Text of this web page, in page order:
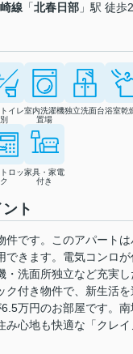
線 「北春日部 」駅 徒歩
イレ
別
室内洗濯機
置場
独立洗面台浴室乾
ロッ
ク
家具・家電
付き
ト
件です。このアパート
できます。電気コンロ
・洗面所独立など充実
ク付き物件で、新生活
万円のお部屋です。
み心地も快適な「クレ